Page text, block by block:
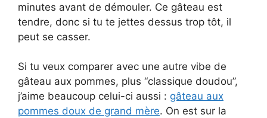
minutes avant de démouler. Ce gâteau est
tendre, donc si tu te jettes dessus trop tôt, il
peut se casser.
Si tu veux comparer avec une autre vibe de
gâteau aux pommes, plus “classique doudou”,
j’aime beaucoup celui-ci aussi : gâteau aux
pommes doux de grand mère. On est sur la